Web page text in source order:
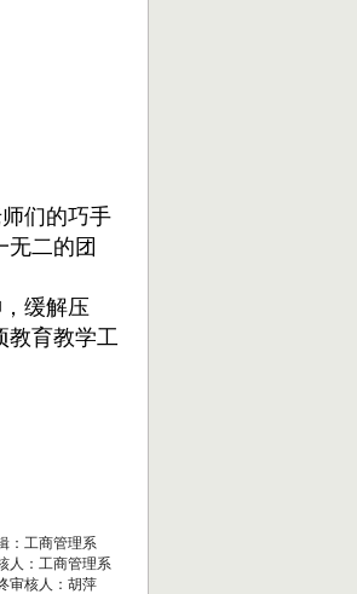
们的巧手
无二的团
缓解压
教育教学工
： 工商管理系
人： 工商管理系
审核人： 胡萍